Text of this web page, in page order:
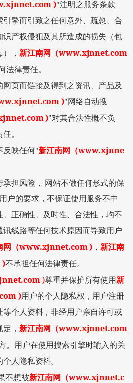
)"注明之服务条款
擎而引致之任何意外、疏忽、合
识产权侵犯及其所造成的损失（包
， 新江南网 （www.xjnnet.com
法律责任。
网页而链接及得到之资讯、产品及
)"网络自动搜
)"对其合法性概不负
。
反映任何"新江南网 （www.xjnne
担风险，
网站不做任何形式的保
户的要求，不保证使用服务不中
、正确性、及时性、合法性，均不
线路等任何技术原因而导致用户
网 （www.xjnnet.com ) ， 新江南
)不承担任何法律责任。
)尊重并保护所有使用 新
)用户的个人隐私权，用户注册
等个人资料，非经用户亲自许可或
， 新江南网 （www.xjnnet.com
。用户在使用搜索引擎时输入的关
人隐私资料。
不想被新江南网 （www.xjnnet.c